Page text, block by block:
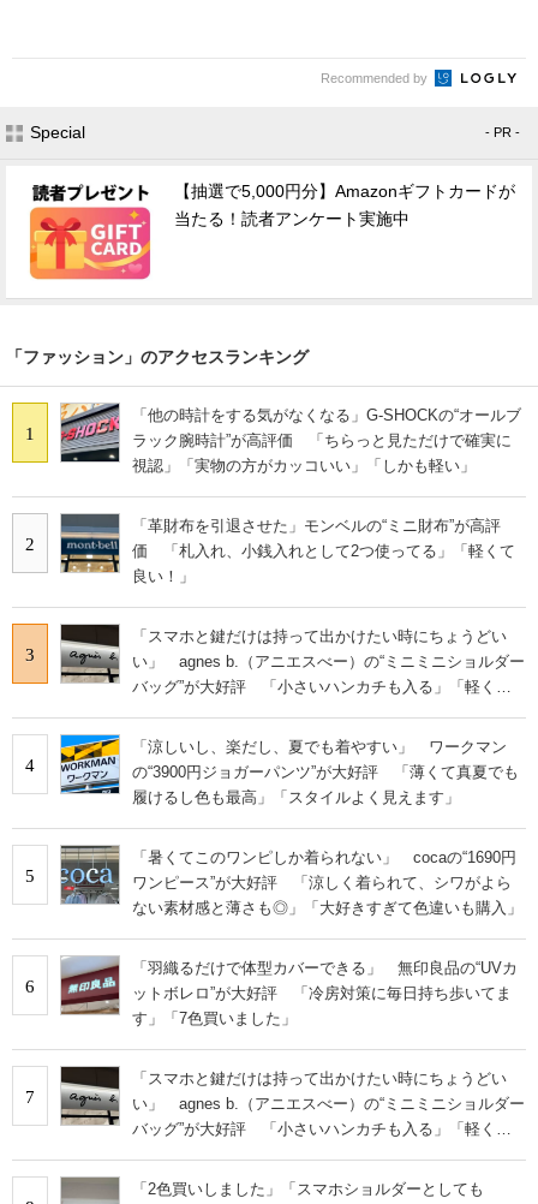
Recommended by
Special - PR -
【抽選で5,000円分】Amazonギフトカードが
当たる！読者アンケート実施中
「ファッション」のアクセスランキング
1
「他の時計をする気がなくなる」G-SHOCKの“オールブ
ラック腕時計”が高評価 「ちらっと見ただけで確実に
視認」「実物の方がカッコいい」「しかも軽い」
2
「革財布を引退させた」モンベルの“ミニ財布”が高評
価 「札入れ、小銭入れとして2つ使ってる」「軽くて
良い！」
3
「スマホと鍵だけは持って出かけたい時にちょうどい
い」 agnes b.（アニエスべー）の“ミニミニショルダー
バッグ”が大好評 「小さいハンカチも入る」「軽くて
4
「涼しいし、楽だし、夏でも着やすい」 ワークマン
の“3900円ジョガーパンツ”が大好評 「薄くて真夏でも
履けるし色も最高」「スタイルよく見えます」
5
「暑くてこのワンピしか着られない」 cocaの“1690円
ワンピース”が大好評 「涼しく着られて、シワがよら
ない素材感と薄さも◎」「大好きすぎて色違いも購入」
6
「羽織るだけで体型カバーできる」 無印良品の“UVカ
ットボレロ”が大好評 「冷房対策に毎日持ち歩いてま
す」「7色買いました」
7
「スマホと鍵だけは持って出かけたい時にちょうどい
い」 agnes b.（アニエスべー）の“ミニミニショルダー
バッグ”が大好評 「小さいハンカチも入る」「軽くて
「2色買いしました」「スマホショルダーとしても